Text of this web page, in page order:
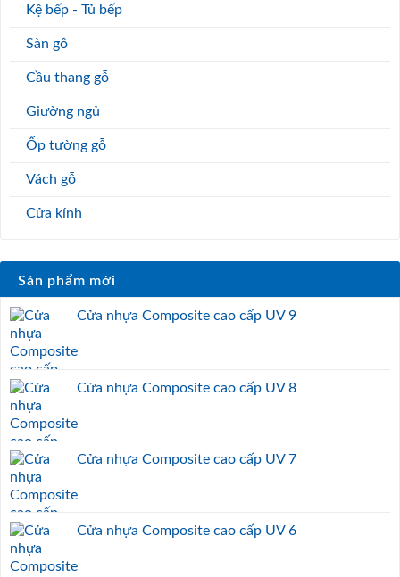
Kệ bếp - Tủ bếp
Sàn gỗ
Cầu thang gỗ
Giường ngủ
Ốp tường gỗ
Vách gỗ
Cửa kính
Sản phẩm mới
Cửa nhựa Composite cao cấp UV 9
Cửa nhựa Composite cao cấp UV 8
Cửa nhựa Composite cao cấp UV 7
Cửa nhựa Composite cao cấp UV 6